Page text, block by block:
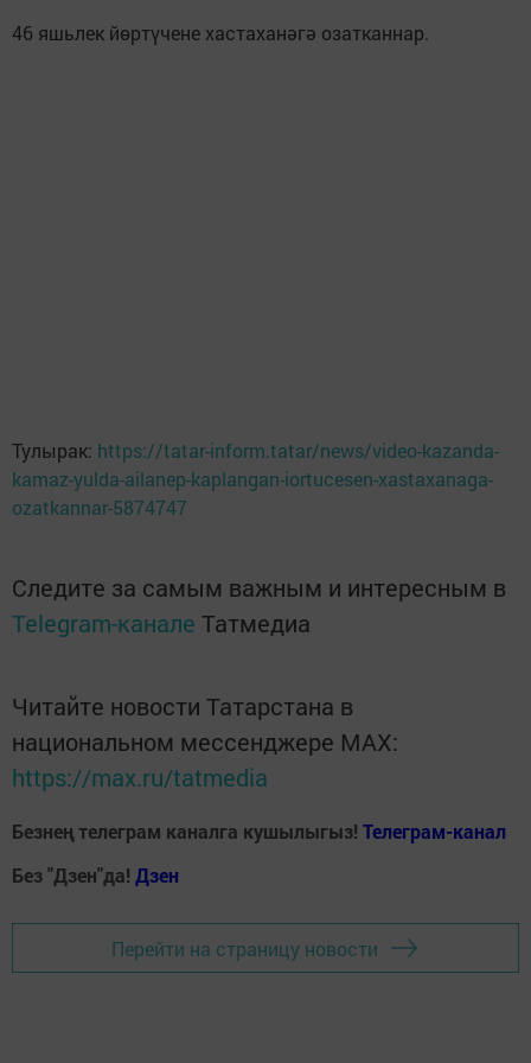
46 яшьлек йөртүчене хастаханәгә озатканнар.
Тулырак: https://tatar-inform.tatar/news/video-kazanda-
kamaz-yulda-ailanep-kaplangan-iortucesen-xastaxanaga-
ozatkannar-5874747
Следите за самым важным и интересным в
Telegram-канале Татмедиа
Читайте новости Татарстана в
национальном мессенджере MАХ:
https://max.ru/tatmedia
Безнең телеграм каналга кушылыгыз! Телеграм-канал
Без "Дзен"да! Дзен
Перейти на страницу новости